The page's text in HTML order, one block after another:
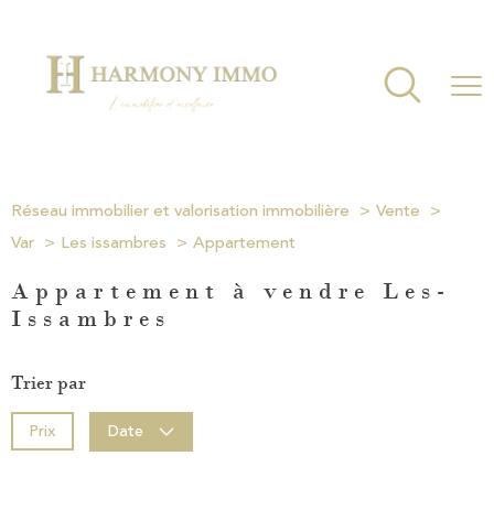
Réseau immobilier et valorisation immobilière
Vente
Var
Les issambres Appartement
Appartement à vendre Les-
Issambres
Trier par
Prix Date